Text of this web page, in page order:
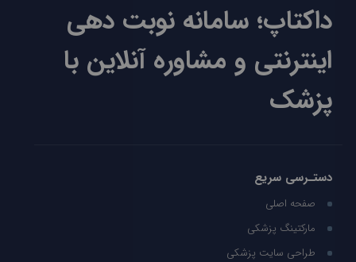
داکتاپ؛ سامانه نوبت دهی
اینترنتی و مشاوره آنلاین با
پزشک
دستـرسی سریع
صفحه اصلی
مارکتینگ پزشکی
طراحی سایت پزشکی